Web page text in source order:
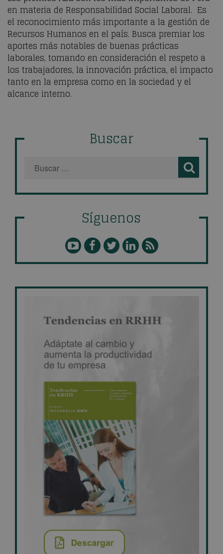
en materia de Responsabilidad Social Laboral. Es
el reconocimiento más importante a la gestión de
Recursos Humanos en el país. Busca premiar los
aportes más notables de buenas prácticas
laborales, tomando en consideración el respeto a
los trabajadores, la innovación práctica, el impacto
tanto en la empresa como en la sociedad y el
alcance interno.
Buscar
Síguenos